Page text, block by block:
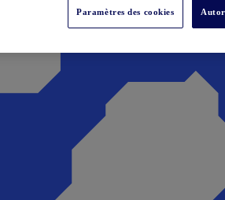
Paramètres des cookies